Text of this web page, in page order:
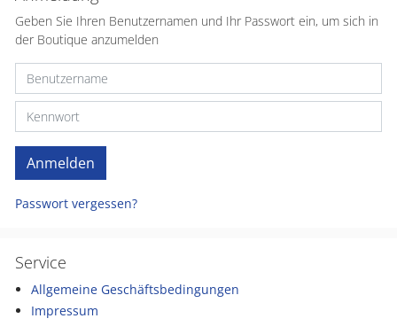
Geben Sie Ihren Benutzernamen und Ihr Passwort ein, um sich in
der Boutique anzumelden
Passwort vergessen?
Service
Allgemeine Geschäftsbedingungen
Impressum